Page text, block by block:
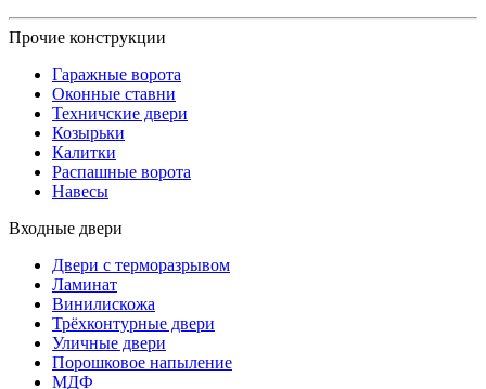
Прочие конструкции
Гаражные ворота
Оконные ставни
Техничские двери
Козырьки
Калитки
Распашные ворота
Навесы
Входные двери
Двери с терморазрывом
Ламинат
Винилискожа
Трёхконтурные двери
Уличные двери
Порошковое напыление
МДФ